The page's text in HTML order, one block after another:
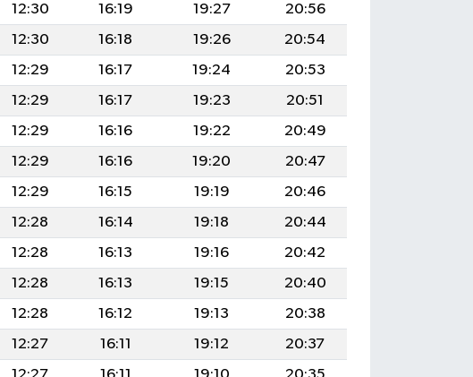
12:30 16:19 19:27
20:56
12:30 16:18 19:26
20:54
12:29 16:17 19:24
20:53
12:29 16:17 19:23
20:51
12:29 16:16 19:22
20:49
12:29 16:16 19:20
20:47
12:29 16:15 19:19
20:46
12:28 16:14 19:18
20:44
12:28 16:13 19:16
20:42
12:28 16:13 19:15
20:40
12:28 16:12 19:13
20:38
12:27 16:11 19:12
20:37